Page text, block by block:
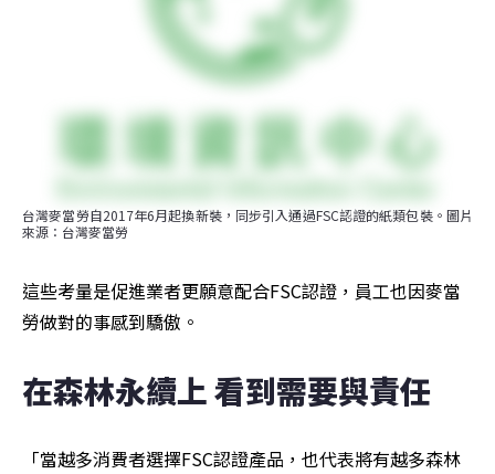
台灣麥當勞自2017年6月起換新裝，同步引入通過FSC認證的紙類包裝。圖片
來源：台灣麥當勞
這些考量是促進業者更願意配合FSC認證，員工也因麥當
勞做對的事感到驕傲。
在森林永續上 看到需要與責任
「當越多消費者選擇FSC認證產品，也代表將有越多森林